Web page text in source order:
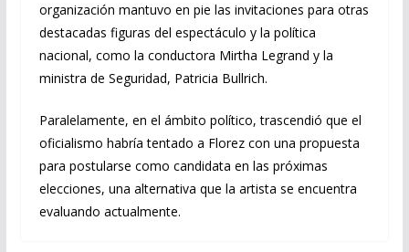
organización mantuvo en pie las invitaciones para otras
destacadas figuras del espectáculo y la política
nacional, como la conductora Mirtha Legrand y la
ministra de Seguridad, Patricia Bullrich.
Paralelamente, en el ámbito político, trascendió que el
oficialismo habría tentado a Florez con una propuesta
para postularse como candidata en las próximas
elecciones, una alternativa que la artista se encuentra
evaluando actualmente.